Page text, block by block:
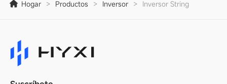
Hogar > Productos > Inversor > Inversor String